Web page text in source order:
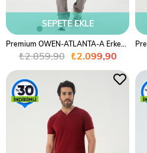
SEPETE EKLE
₺2.099,90
₺2.859,90
%27